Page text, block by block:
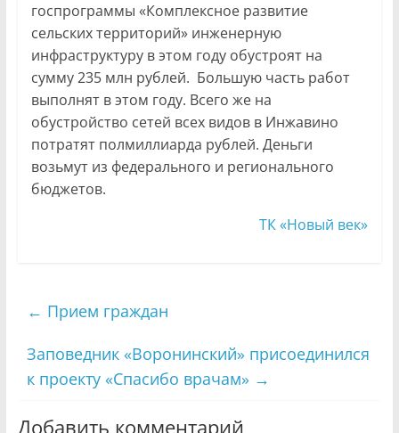
госпрограммы «Комплексное развитие
сельских территорий» инженерную
инфраструктуру в этом году обустроят на
сумму 235 млн рублей. Большую часть работ
выполнят в этом году. Всего же на
обустройство сетей всех видов в Инжавино
потратят полмиллиарда рублей. Деньги
возьмут из федерального и регионального
бюджетов.
ТК «Новый век»
← Прием граждан
Заповедник «Воронинский» присоединился
к проекту «Спасибо врачам» →
Добавить комментарий